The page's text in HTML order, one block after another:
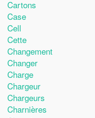
Cartons
Case
Cell
Cette
Changement
Changer
Charge
Chargeur
Chargeurs
Charnières